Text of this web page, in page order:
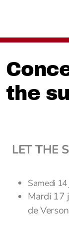
the
LET THE
Samedi
Mardi 17
de